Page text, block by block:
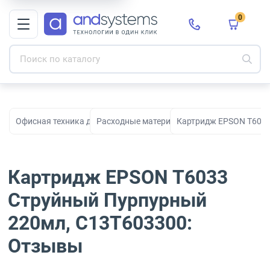
0
Офисная техника для печати, сканирования и
Расходные материалы для принтеров и
Картридж EPSON
Картридж EPSON T6033
Струйный Пурпурный
220мл, C13T603300:
Отзывы